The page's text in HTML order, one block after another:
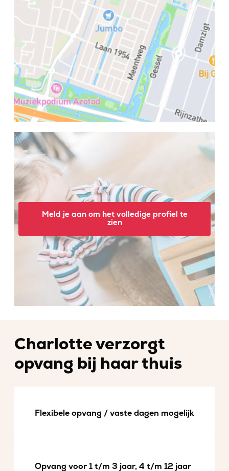
Meld je aan om het volledige profiel te
zien
Charlotte verzorgt
opvang bij haar thuis
Flexibele opvang / vaste dagen mogelijk
Opvang voor 1 t/m 3 jaar, 4 t/m 12 jaar